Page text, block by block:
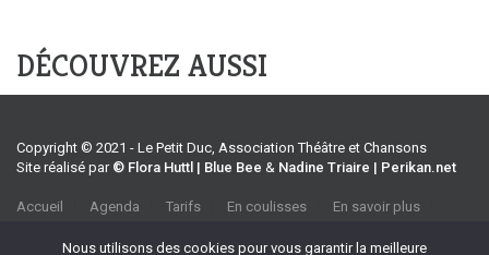
DÉCOUVREZ AUSSI
Copyright © 2021 - Le Petit Duc, Association Théâtre et Chansons
Site réalisé par © Flora Huttl | Blue Bee & Nadine Triaire | Perikan.net
Accueil Agenda Tarifs En coulisses
En savoir plus
Association Théâtre et Chansons
Nous utilisons des cookies pour vous garantir la meilleure